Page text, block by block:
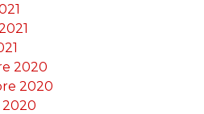
2020
2020